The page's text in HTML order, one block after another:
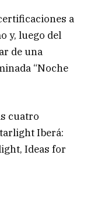
a
y, luego del
de una
“Noche
cuatro
Iberá:
Ideas for